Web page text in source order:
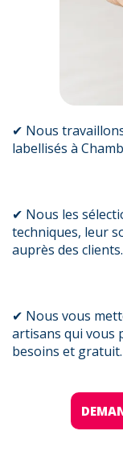
✔ Nous
labellisés à
✔ Nous les
techniques, leur
auprès des clients.
✔ Nous vous
artisans qui vous
besoins et gratuit.